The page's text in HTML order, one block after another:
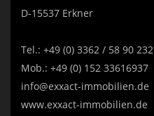
D-15537 Erkner
Tel.: +49 (0) 3362 / 58 90 232
Mob.: +49 (0) 152 33616937
info@exxact-immobilien.de
www.exxact-immobilien.de